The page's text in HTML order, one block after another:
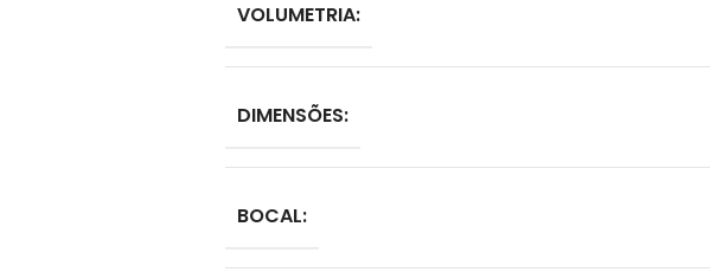
VOLUMETRIA:
DIMENSÕES:
BOCAL: